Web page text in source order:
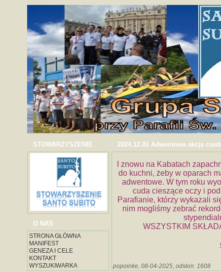
STOWARZYSZENIE
O NAS
STRONA GŁÓWNA
MANIFEST
GENEZA I CELE
KONTAKT
WYSZUKIWARKA
2024.12.01 Adwentowa akcja
I znowu na Kabatach
do kuchni, żeby w oparach
adwentowe. W tym roku
cuda cieszące oczy i
Parafianie, którzy wykazali
nim mogliśmy zebrać
WSZYSTKIM
popoinke, 08-04-2025, odsłon: 1608